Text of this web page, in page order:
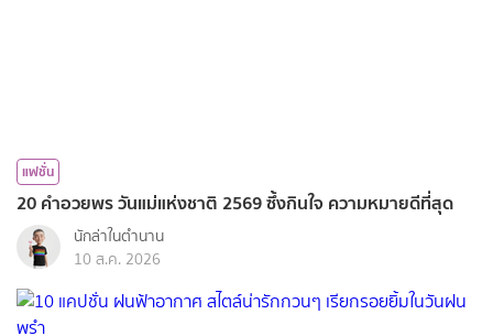
แฟชั่น
20 คำอวยพร วันแม่แห่งชาติ 2569 ซึ้งกินใจ ความหมายดีที่สุด
นักล่าในตำนาน
10 ส.ค. 2026